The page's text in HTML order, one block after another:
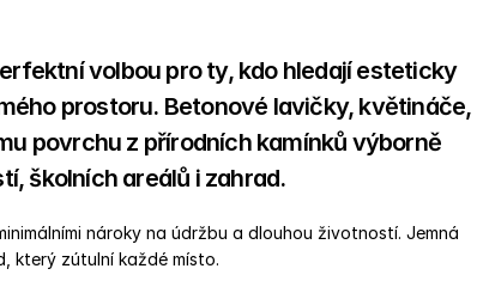
volbou pro ty, kdo hledají esteticky
prostoru. Betonové lavičky, květináče,
povrchu z přírodních kamínků výborně
školních areálů i zahrad.
nároky na údržbu a dlouhou životností. Jemná
který zútulní každé místo.